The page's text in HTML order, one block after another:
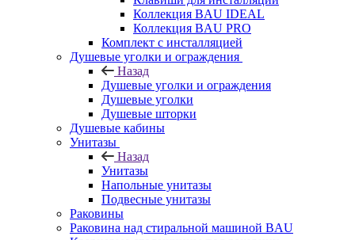
Коллекция BAU IDEAL
Коллекция BAU PRO
Комплект с инсталляцией
Душевые уголки и ограждения
Назад
Душевые уголки и ограждения
Душевые уголки
Душевые шторки
Душевые кабины
Унитазы
Назад
Унитазы
Напольные унитазы
Подвесные унитазы
Раковины
Раковина над стиральной машиной BAU